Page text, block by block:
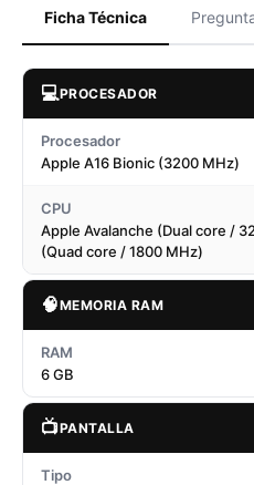
Ficha Técnica
💻PROCESADOR
Procesador
Apple A16 Bionic (3200 MHz)
CPU
Apple Avalanche (Dual core /
(Quad core / 1800 MHz)
🧠MEMORIA RAM
RAM
6 GB
📺PANTALLA
Tipo